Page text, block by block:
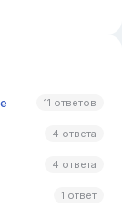
11 ответов
4 ответа
4 ответа
1 ответ